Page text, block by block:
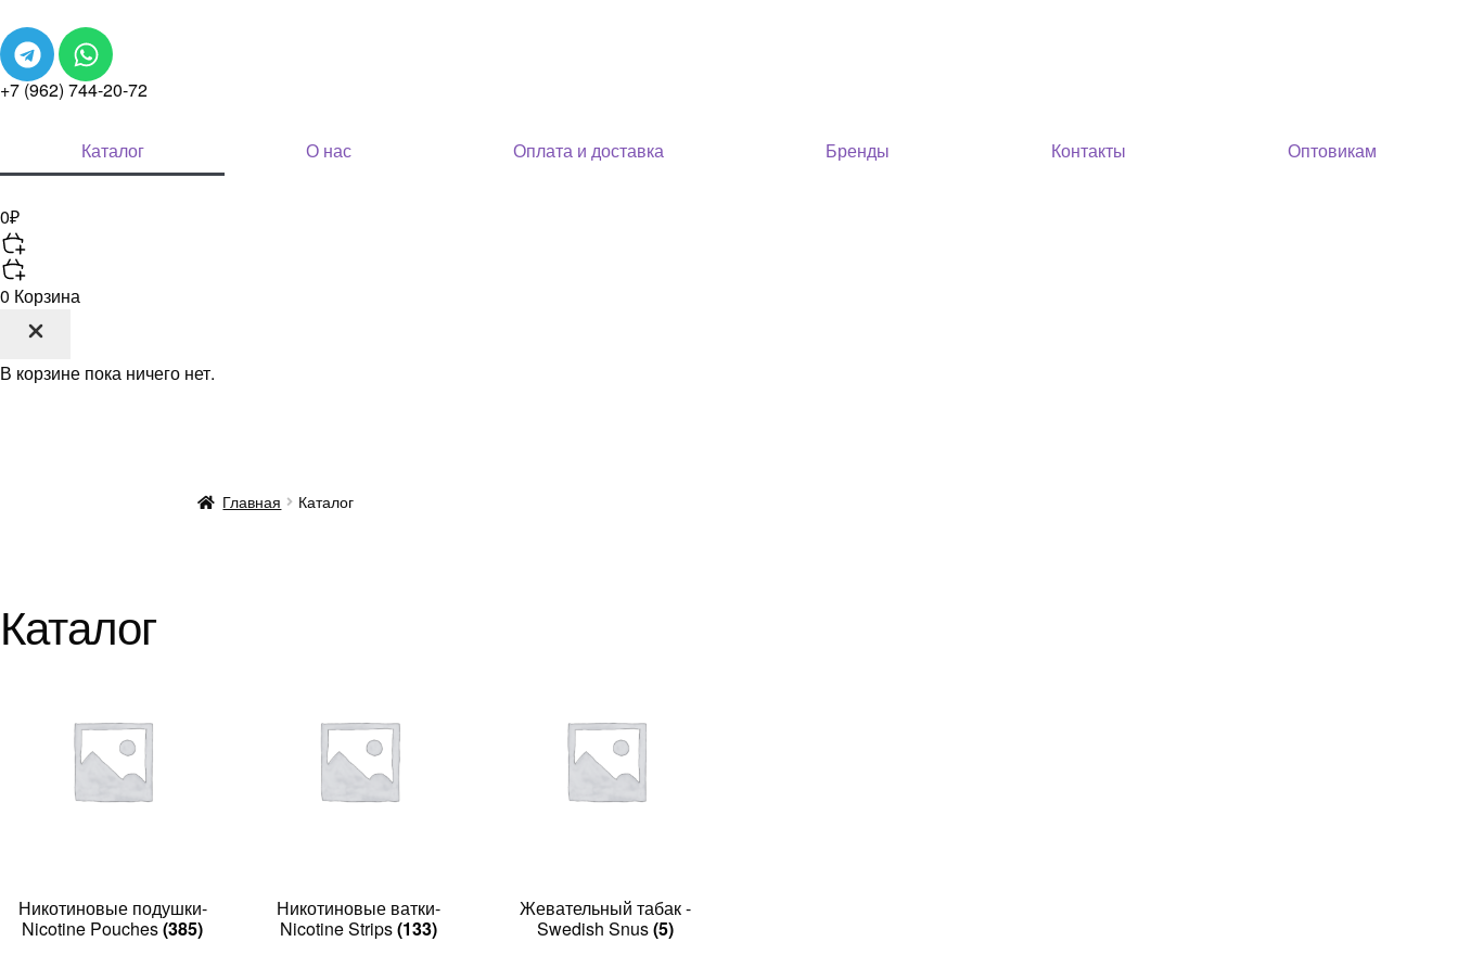
+7 (962) 744-20-72
Каталог О нас Оплата и доставка Бренды Контакты Оптовикам
0₽
0 Корзина
В корзине пока ничего нет.
Главная Каталог
Каталог
Никотиновые подушки-
Nicotine Pouches(385)
Никотиновые ватки-
Nicotine Strips(133)
Жевательный табак -
Swedish Snus(5)